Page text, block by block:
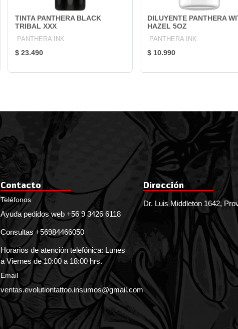
TINTA PANTHERA BLACK
TRIBAL XXX
PANTHERA INK
$ 23.490
DILUYENTE PANTHERA
HAZEL 5OZ
PANTHERA INK
$ 10.990
Contacto
Teléfonos
Ayuda pedidos web +56 9 3426 6118
Consultas +56984466050
Horarios de atención telefónica: Lunes
a Viernes de 10:00 a 18:00 hrs.
Email
ventas.evolutiontattoo.insumos@gmail.com
Dirección
Dr. Luis Middleton 1642,